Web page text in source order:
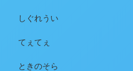
しぐれうい
てぇてぇ
ときのそら